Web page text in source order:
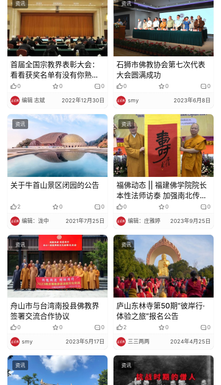
资讯
首届全国宗教界表彰大会：
看看获奖名单有没有你熟悉
的机构
0 0 0
编辑 志斌 2022年12月30日
资讯
石狮市佛教协会第七次代表
大会圆满成功
0 0 0
smy 2023年6月8日
资讯
关于牛首山景区闭园的公告
2 0 0
编辑：泷中 2021年7月25日
资讯
福佛动态 || 福建佛学院院长
本性法师访泰 加强南北传佛
教教育交流
0 0 0
编辑：庄雅婷 2023年9月25日
资讯
舟山市与台湾南投县佛教界
签署交流合作协议
0 0 0
smy 2023年5月17日
资讯
庐山东林寺第50期“彼岸行·
体验之旅”报名公告
2 0 0
三三两两 2024年4月25日
资讯 资讯